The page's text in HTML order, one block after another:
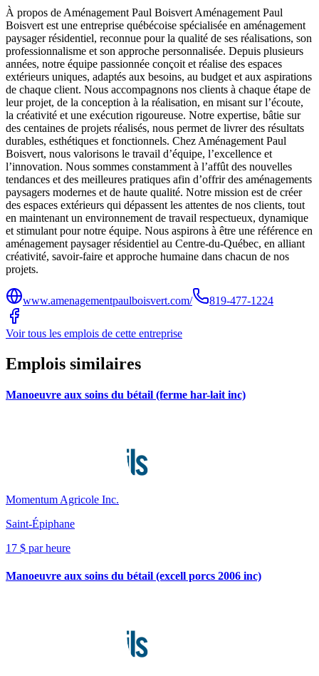
À propos de Aménagement Paul Boisvert Aménagement Paul
Boisvert est une entreprise québécoise spécialisée en aménagement
paysager résidentiel, reconnue pour la qualité de ses réalisations, son
professionnalisme et son approche personnalisée. Depuis plusieurs
années, notre équipe passionnée conçoit et réalise des espaces
extérieurs uniques, adaptés aux besoins, au budget et aux aspirations
de chaque client. Nous accompagnons nos clients à chaque étape de
leur projet, de la conception à la réalisation, en misant sur l’écoute,
la créativité et une exécution rigoureuse. Notre expertise, bâtie sur
des centaines de projets réalisés, nous permet de livrer des résultats
durables, esthétiques et fonctionnels. Chez Aménagement Paul
Boisvert, nous valorisons le travail d’équipe, l’excellence et
l’innovation. Nous sommes constamment à l’affût des nouvelles
tendances et des meilleures pratiques afin d’offrir des aménagements
paysagers modernes et de haute qualité. Notre mission est de créer
des espaces extérieurs qui dépassent les attentes de nos clients, tout
en maintenant un environnement de travail respectueux, dynamique
et stimulant pour notre équipe. Nous aspirons à être une référence en
aménagement paysager résidentiel au Centre-du-Québec, en alliant
créativité, savoir-faire et approche humaine dans chacun de nos
projets.
www.amenagementpaulboisvert.com/ 819-477-1224
Voir tous les emplois de cette entreprise
Emplois similaires
Manoeuvre aux soins du bétail (ferme har-lait inc)
Momentum Agricole Inc.
Saint-Épiphane
17 $ par heure
Manoeuvre aux soins du bétail (excell porcs 2006 inc)